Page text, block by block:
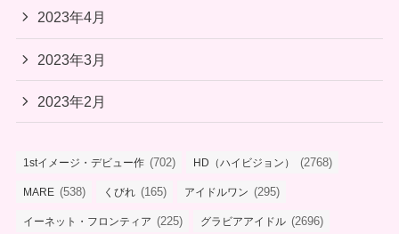
2023年4月
2023年3月
2023年2月
1stイメージ・デビュー作 (702) HD（ハイビジョン） (2768)
MARE (538) くびれ (165) アイドルワン (295)
イーネット・フロンティア (225) グラビアアイドル (2696)